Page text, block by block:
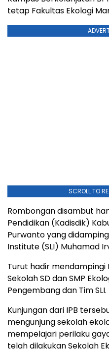
tetap Fakultas Ekologi
SCROLL TO
Rombongan disambut
Pendidikan (Kadisdik)
Purwanto yang
Institute (SLI) Muhamad
Turut hadir mendampingi
Sekolah SD dan SMP
Pengembang dan Tim SLI.
Kunjungan dari IPB
mengunjung sekolah
mempelajari perilaku
telah dilakukan Sekolah